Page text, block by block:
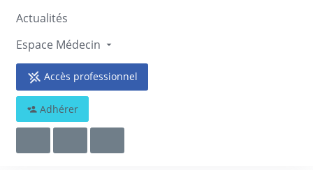
Actualités
Espace Médecin
Accès professionnel
Adhérer
Retour
Les Mercredis de l'ostéopathie
- Romans
06 43 09 39 99
26100 Romans-sur-Isère